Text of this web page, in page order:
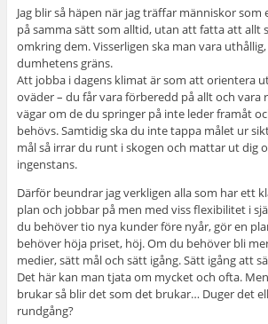
Jag blir så häpen när jag träffar människor
på samma sätt som alltid, utan att fatta att allt
omkring dem. Visserligen ska man vara
dumhetens gräns.
Att jobba i dagens klimat är som att orientera
oväder – du får vara förberedd på allt och vara
vägar om de du springer på inte leder framåt
behövs. Samtidig ska du inte tappa målet ur
mål så irrar du runt i skogen och mattar ut dig
ingenstans.
Därför beundrar jag verkligen alla som har ett
plan och jobbar på men med viss flexibilitet i
du behöver tio nya kunder före nyår, gör en
behöver höja priset, höj. Om du behöver bli
medier, sätt mål och sätt igång. Sätt igång att
Det här kan man tjata om mycket och ofta.
brukar så blir det som det brukar… Duger det
rundgång?